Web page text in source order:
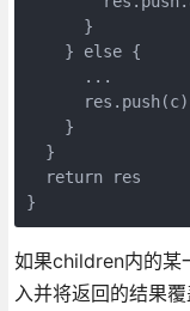
      }
    } else {
      ...
      res.push(c)
    }
  }
  return res
如果children内的某
入并将返回的结果